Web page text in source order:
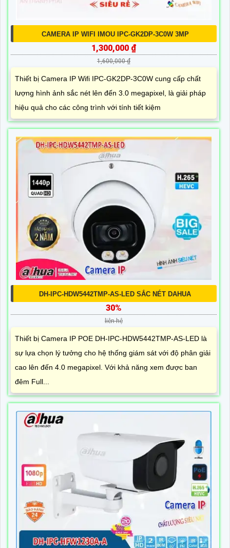
CAMERA IP WIFI IMOU IPC-GK2DP-3C0W 3MP
1,300,000 ₫
1,600,000 ₫
Thiết bị Camera IP Wifi IPC-GK2DP-3C0W cung cấp chất
lượng hình ảnh sắc nét lên đến 3.0 megapixel, là giải pháp
hiệu quả cho các công trình với tính tiết kiệm
DH-IPC-HDW5442TMP-AS-LED SẮC NÉT DAHUA
30%
liên hệ
Thiết bị Camera IP POE DH-IPC-HDW5442TMP-AS-LED là
sự lựa chọn lý tưởng cho hệ thống giám sát với độ phân giải
cao lên đến 4.0 megapixel. Với khả năng xem được ban
đêm Full...